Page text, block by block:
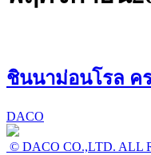
ชินนาม่อนโรล ค
DACO
© DACO CO.,LTD. ALL